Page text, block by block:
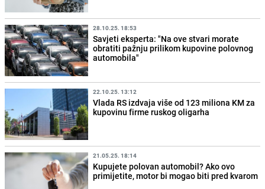
28.10.25. 18:53
Savjeti eksperta: "Na ove stvari morate
obratiti pažnju prilikom kupovine polovnog
automobila"
22.10.25. 13:12
Vlada RS izdvaja više od 123 miliona KM za
kupovinu firme ruskog oligarha
21.05.25. 18:14
Kupujete polovan automobil? Ako ovo
primijetite, motor bi mogao biti pred kvarom